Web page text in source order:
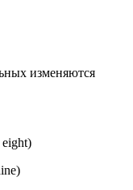
изменяются
)
)